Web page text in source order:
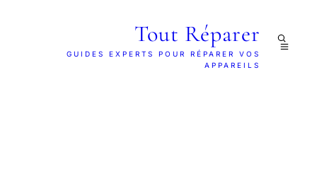
Tout Réparer
GUIDES EXPERTS POUR RÉPARER VOS
APPAREILS